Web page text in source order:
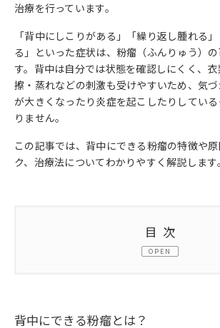
治療を行っています。
「背中にしこりがある」「繰り返し腫れる
る」といった症状は、粉瘤（ふんりゅう）
す。背中は自分では状態を確認しにくく、
擦・蒸れなどの刺激も受けやすいため、気
が大きくなったり炎症を起こしたりしてい
りません。
この記事では、背中にできる粉瘤の特徴や
ク、治療法についてわかりやすく解説します。
目次
OPEN
背中にできる粉瘤とは？